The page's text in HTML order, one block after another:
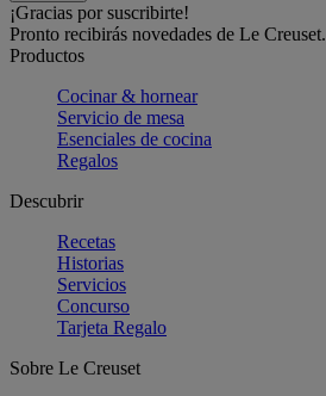
¡Gracias por suscribirte!
Pronto recibirás novedades de Le Creuset.
Productos
Cocinar & hornear
Servicio de mesa
Esenciales de cocina
Regalos
Descubrir
Recetas
Historias
Servicios
Concurso
Tarjeta Regalo
Sobre Le Creuset